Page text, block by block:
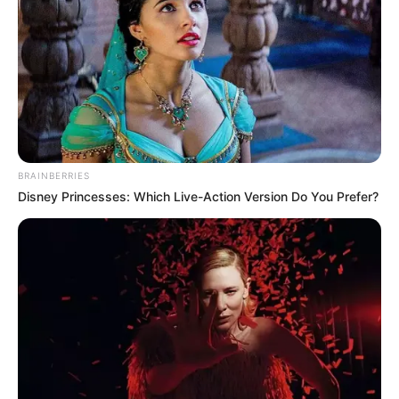
A bejelentés meglepte a közönséget, aki már
régóta figyelemmel kísérte a pár kapcsolatát,
amely mindig is példaként szolgált a fiatalok
számára. Sokak számára Hajnalka mindig is a
BRAINBERRIES
Disney Princesses: Which Live-Action Version Do You Prefer?